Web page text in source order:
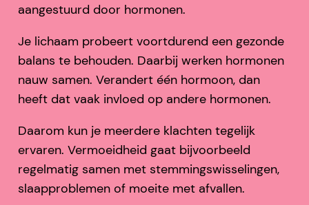
aangestuurd door hormonen.
Je lichaam probeert voortdurend een gezonde
balans te behouden. Daarbij werken hormonen
nauw samen. Verandert één hormoon, dan
heeft dat vaak invloed op andere hormonen.
Daarom kun je meerdere klachten tegelijk
ervaren. Vermoeidheid gaat bijvoorbeeld
regelmatig samen met stemmingswisselingen,
slaapproblemen of moeite met afvallen.